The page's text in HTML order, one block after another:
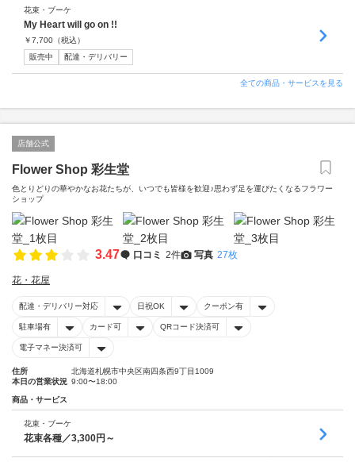
花束・ブーケ
My Heart will go on !!
￥7,700 （税込）
販売中
配達・デリバリー
全ての商品・サービスを見る
店舗公式
Flower Shop 彩生堂
色とりどりの華やかなお花たちが、いつでも皆様を歓迎♪思わず足を運びたくなるフラワー
ショップ
3.47 口コミ 2件 写真 27枚
花・花屋
配達・デリバリー対応 日祝OK クーポン有
駐車場有 カード可 QRコード決済可
電子マネー決済可
住所
北海道札幌市中央区南四条西9丁目1009
本日の営業状況 9:00〜18:00
商品・サービス
花束・ブーケ
花束各種／3,300円～